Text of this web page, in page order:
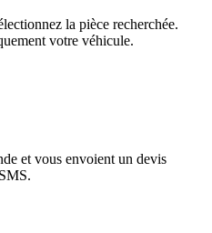
la pièce recherchée.
votre véhicule.
et vous envoient un devis